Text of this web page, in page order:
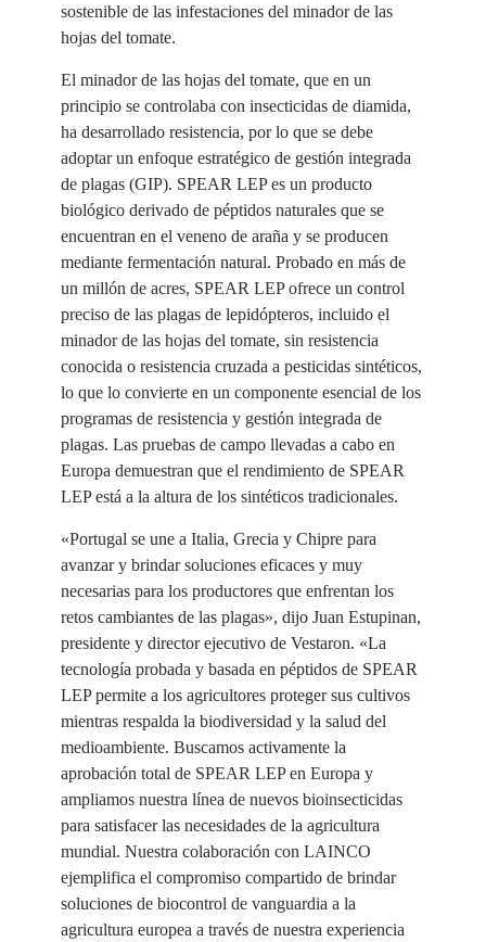
sostenible de las infestaciones del minador de las
hojas del tomate.
El minador de las hojas del tomate, que en un
principio se controlaba con insecticidas de diamida,
ha desarrollado resistencia, por lo que se debe
adoptar un enfoque estratégico de gestión integrada
de plagas (GIP). SPEAR LEP es un producto
biológico derivado de péptidos naturales que se
encuentran en el veneno de araña y se producen
mediante fermentación natural. Probado en más de
un millón de acres, SPEAR LEP ofrece un control
preciso de las plagas de lepidópteros, incluido el
minador de las hojas del tomate, sin resistencia
conocida o resistencia cruzada a pesticidas sintéticos,
lo que lo convierte en un componente esencial de los
programas de resistencia y gestión integrada de
plagas. Las pruebas de campo llevadas a cabo en
Europa demuestran que el rendimiento de SPEAR
LEP está a la altura de los sintéticos tradicionales.
«Portugal se une a Italia, Grecia y Chipre para
avanzar y brindar soluciones eficaces y muy
necesarias para los productores que enfrentan los
retos cambiantes de las plagas», dijo Juan Estupinan,
presidente y director ejecutivo de Vestaron. «La
tecnología probada y basada en péptidos de SPEAR
LEP permite a los agricultores proteger sus cultivos
mientras respalda la biodiversidad y la salud del
medioambiente. Buscamos activamente la
aprobación total de SPEAR LEP en Europa y
ampliamos nuestra línea de nuevos bioinsecticidas
para satisfacer las necesidades de la agricultura
mundial. Nuestra colaboración con LAINCO
ejemplifica el compromiso compartido de brindar
soluciones de biocontrol de vanguardia a la
agricultura europea a través de nuestra experiencia